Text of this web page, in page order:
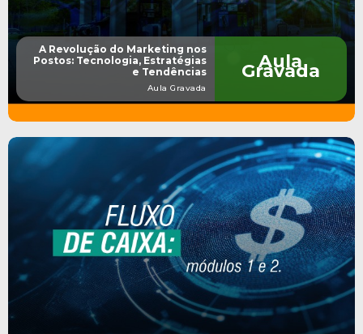
A Revolução do Marketing nos
Postos: Tecnologia, Estratégias
e Tendências
Aula Gravada
Aula
Gravada